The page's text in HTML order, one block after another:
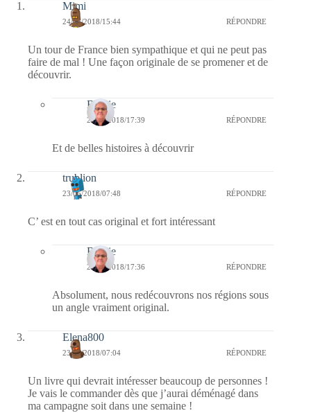
Mimi
24/05/2018/15:44 RÉPONDRE
Un tour de France bien sympathique et qui ne peut pas
faire de mal ! Une façon originale de se promener et de
découvrir.
Bernie
24/05/2018/17:39 RÉPONDRE
Et de belles histoires à découvrir
trublion
23/05/2018/07:48 RÉPONDRE
C’ est en tout cas original et fort intéressant
Bernie
24/05/2018/17:36 RÉPONDRE
Absolument, nous redécouvrons nos régions sous
un angle vraiment original.
Elena800
23/05/2018/07:04 RÉPONDRE
Un livre qui devrait intéresser beaucoup de personnes !
Je vais le commander dès que j’aurai déménagé dans
ma campagne soit dans une semaine !